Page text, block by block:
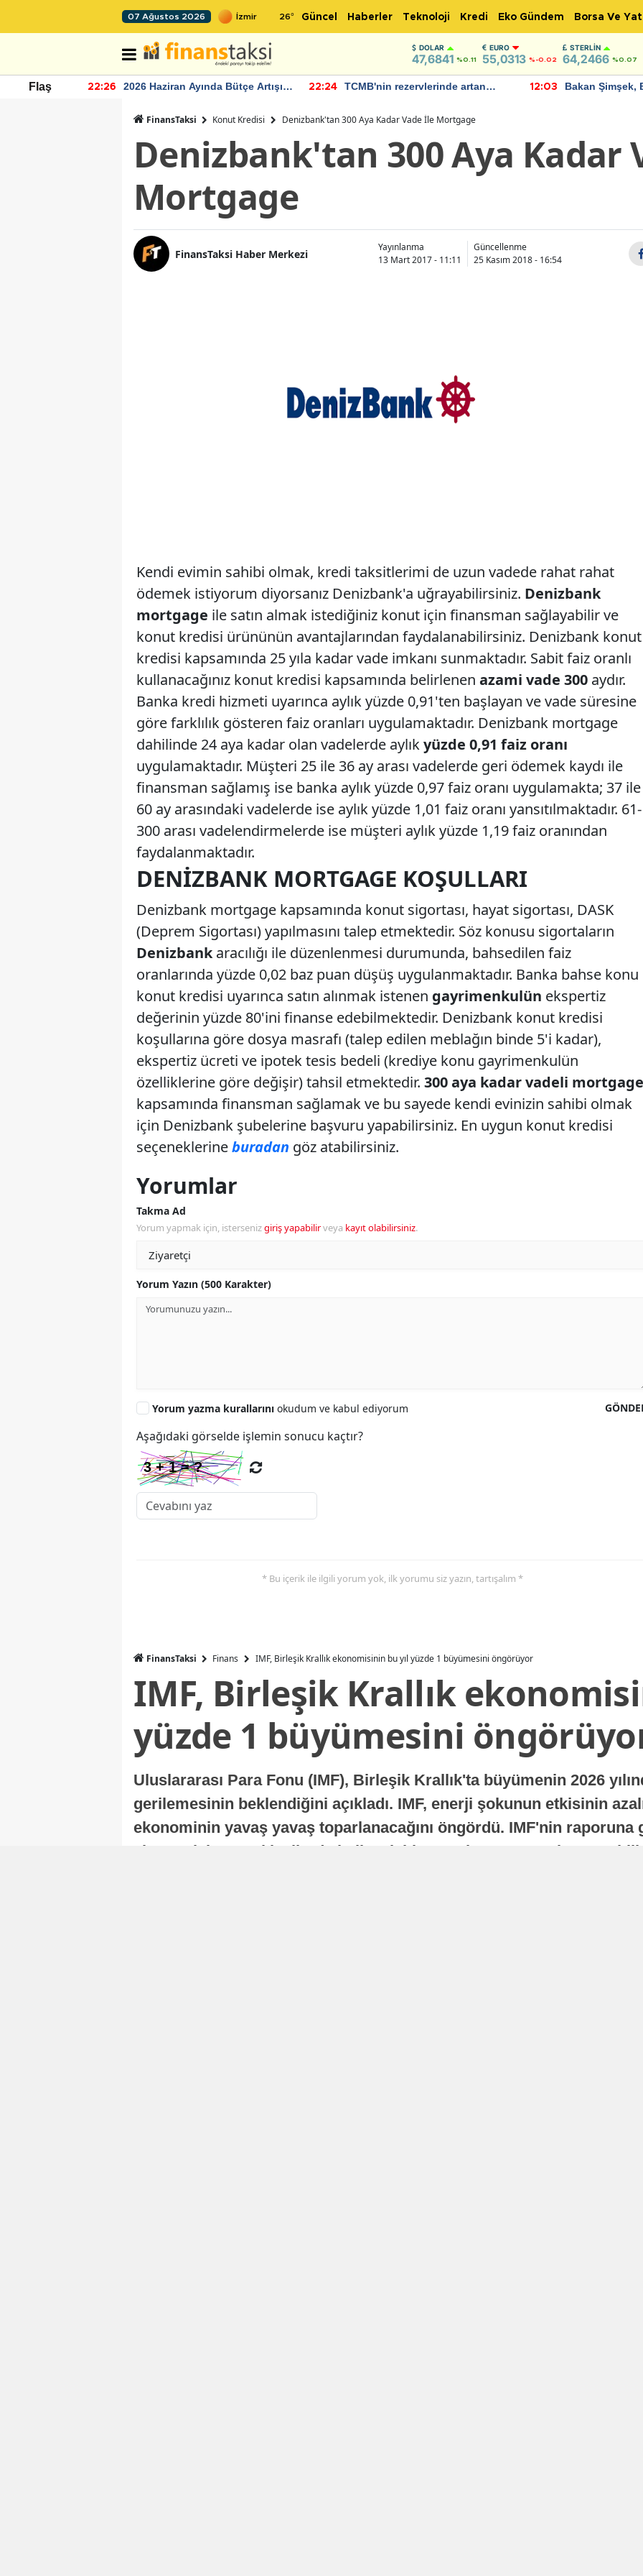
07 Ağustos 2026 26° Güncel Haberler Teknoloji Kredi Eko Gündem Borsa Ve
DOLAR
47,6841 %0.11
EURO
55,0313 %-0.02
STERLIN
64,2466 %0.07
Flaş 22:26
2026 Haziran Ayında Bütçe Artışı
22:24
TCMB'nin rezervlerinde artan
12:03
Bakan Şimşek,
FinansTaksi Konut Kredisi Denizbank'tan 300 Aya Kadar Vade İle Mortgage
Denizbank'tan 300 Aya Kadar
Mortgage
FinansTaksi Haber Merkezi
Yayınlanma
13 Mart 2017 - 11:11
Güncellenme
25 Kasım 2018 - 16:54
Kendi evimin sahibi olmak, kredi taksitlerimi de uzun vadede rahat rahat
ödemek istiyorum diyorsanız Denizbank'a uğrayabilirsiniz. Denizbank
mortgage ile satın almak istediğiniz konut için finansman sağlayabilir ve
konut kredisi ürününün avantajlarından faydalanabilirsiniz. Denizbank konut
kredisi kapsamında 25 yıla kadar vade imkanı sunmaktadır. Sabit faiz oranlı
kullanacağınız konut kredisi kapsamında belirlenen azami vade 300 aydır.
Banka kredi hizmeti uyarınca aylık yüzde 0,91'ten başlayan ve vade süresine
göre farklılık gösteren faiz oranları uygulamaktadır. Denizbank mortgage
dahilinde 24 aya kadar olan vadelerde aylıkyüzde 0,91 faiz oranı
uygulamaktadır. Müşteri 25 ile 36 ay arası vadelerde geri ödemek kaydı ile
finansman sağlamış ise banka aylık yüzde 0,97 faiz oranı uygulamakta; 37 ile
60 ay arasındaki vadelerde ise aylık yüzde 1,01 faiz oranı yansıtılmaktadır. 61-
300 arası vadelendirmelerde ise müşteri aylık yüzde 1,19 faiz oranından
faydalanmaktadır.
DENIZBANK MORTGAGE KOŞULLARI
Denizbank mortgage kapsamında konut sigortası, hayat sigortası, DASK
(Deprem Sigortası) yapılmasını talep etmektedir. Söz konusu sigortaların
Denizbankaracılığı ile düzenlenmesi durumunda, bahsedilen faiz
oranlarında yüzde 0,02 baz puan düşüş uygulanmaktadır. Banka bahse konu
konut kredisi uyarınca satın alınmak istenen gayrimenkulün ekspertiz
değerinin yüzde 80'ini finanse edebilmektedir. Denizbank konut kredisi
koşullarına göre dosya masrafı (talep edilen meblağın binde 5'i kadar),
ekspertiz ücreti ve ipotek tesis bedeli (krediye konu gayrimenkulün
özelliklerine göre değişir) tahsil etmektedir. 300 aya kadar vadeli mortgage
kapsamında finansman sağlamak ve bu sayede kendi evinizin sahibi olmak
için Denizbank şubelerine başvuru yapabilirsiniz. En uygun konut kredisi
seçeneklerineburadan göz atabilirsiniz.
Yorumlar
Takma Ad
Yorum yapmak için, istersenizgiriş yapabilirveya kayıt olabilirsiniz.
Yorum Yazın (500 Karakter)
Yorum yazma kurallarını okudum ve kabul ediyorum
Aşağıdaki görselde işlemin sonucu kaçtır?
* Bu içerik ile ilgili yorum yok, ilk yorumu siz yazın, tartışalım *
FinansTaksi Finans IMF, Birleşik Krallık ekonomisinin bu yıl yüzde 1 büyümesini öngörüyor
IMF, Birleşik Krallık
yüzde 1 büyümesini
Uluslararası Para Fonu (IMF), Birleşik Krallık'ta büyümenin 2026
gerilemesinin beklendiğini açıkladı. IMF, enerji şokunun etkisinin
ekonominin yavaş yavaş toparlanacağını öngördü. IMF'nin raporuna
ekonomisi, sonraki yıllarda istikrarlı bir toparlanma süreci